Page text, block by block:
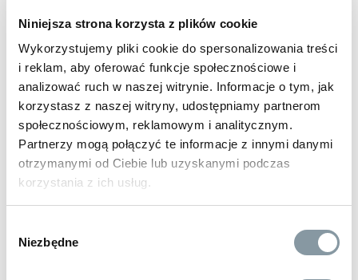
Niniejsza strona korzysta z plików cookie
Wykorzystujemy pliki cookie do spersonalizowania treści
i reklam, aby oferować funkcje społecznościowe i
analizować ruch w naszej witrynie. Informacje o tym, jak
korzystasz z naszej witryny, udostępniamy partnerom
społecznościowym, reklamowym i analitycznym.
Partnerzy mogą połączyć te informacje z innymi danymi
otrzymanymi od Ciebie lub uzyskanymi podczas
korzystania z ich usług.
zgody
Niezbędne
kwaśny preparat do mycia felg i innych metali, pozostawia
kod:PC214
500 ml 5 L 10 L 20 L
BESTSELLER